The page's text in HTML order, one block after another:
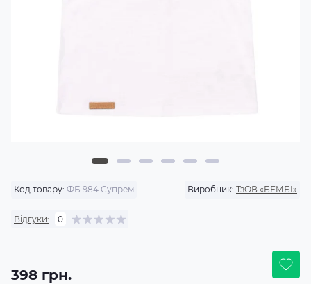
Код товару: ФБ 984 Супрем Виробник: ТзОВ «БЕМБІ»
Відгуки: 0
398 грн.